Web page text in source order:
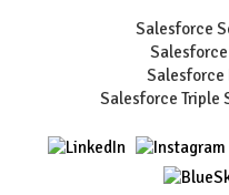
Salesforce
Salesforce
Salesforce Triple